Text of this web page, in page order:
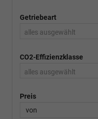
Getriebeart
alles ausgewählt
CO2-Effizienzklasse
alles ausgewählt
Preis